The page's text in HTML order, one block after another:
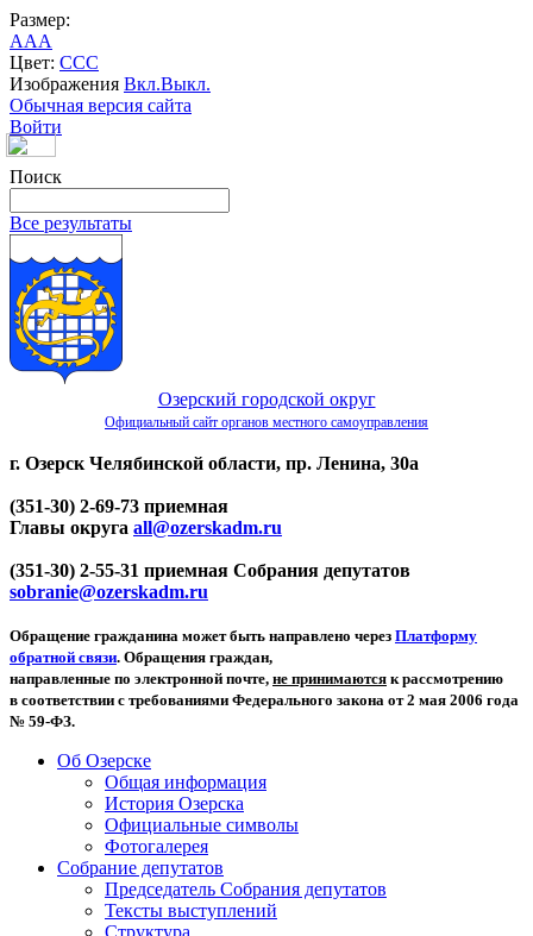
Размер:
AAA
Цвет: CCC
Изображения Вкл.Выкл.
Обычная версия сайта
Войти
Поиск
Все результаты
Озерский городской округ
Официальный сайт органов местного самоуправления
г. Озерск Челябинской области, пр. Ленина, 30а
(351-30) 2-69-73 приемная
Главы округа all@ozerskadm.ru
(351-30) 2-55-31 приемная Собрания депутатов
sobranie@ozerskadm.ru
Обращение гражданина может быть направлено через Платформу
обратной связи. Обращения граждан,
направленные по электронной почте, не принимаются к рассмотрению
в соответствии с требованиями Федерального закона от 2 мая 2006 года
№ 59-ФЗ.
Об Озерске
Общая информация
История Озерска
Официальные символы
Фотогалерея
Собрание депутатов
Председатель Собрания депутатов
Тексты выступлений
Структура